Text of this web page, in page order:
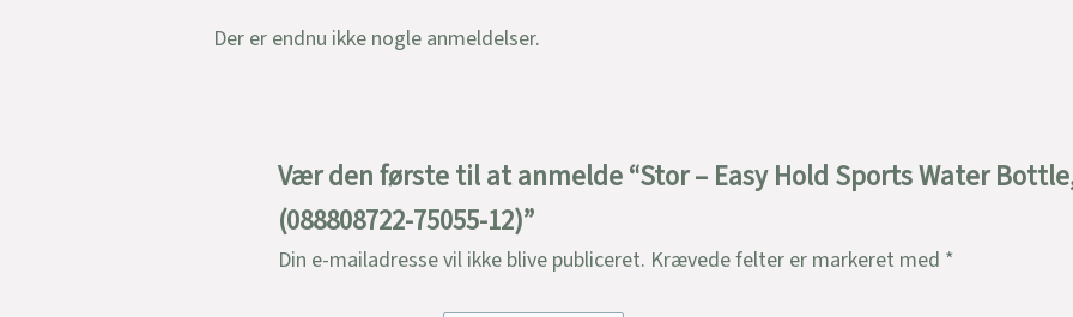
Der er endnu ikke nogle anmeldelser.
Vær den første til at anmelde “Stor – Easy Hold Sports Water
(088808722-75055-12)”
Din e-mailadresse vil ikke blive publiceret. Krævede felter er markeret med *